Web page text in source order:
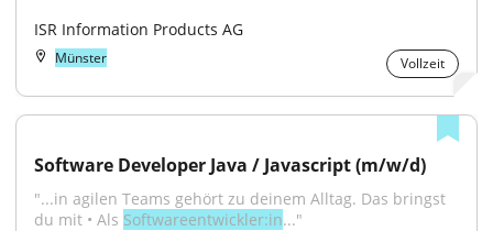
ISR Information Products AG
Münster Vollzeit
Software Developer Java / Javascript (m/w/d)
"...in agilen Teams gehört zu deinem Alltag. Das bringst
du mit • Als Softwareentwickler:in..."